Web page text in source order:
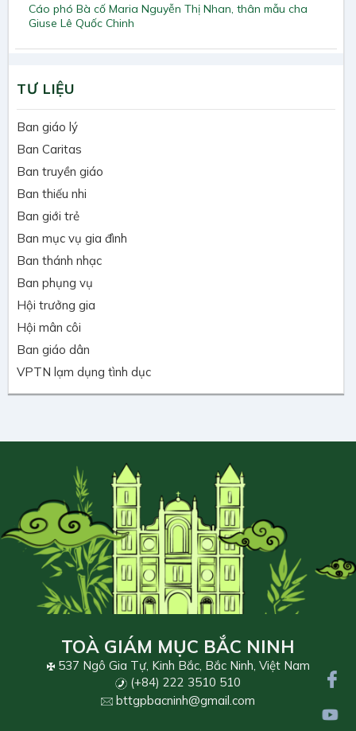
Cáo phó Bà cố Maria Nguyễn Thị Nhan, thân mẫu cha
Giuse Lê Quốc Chinh
TƯ LIỆU
Ban giáo lý
Ban Caritas
Ban truyền giáo
Ban thiếu nhi
Ban giới trẻ
Ban mục vụ gia đình
Ban thánh nhạc
Ban phụng vụ
Hội trưởng gia
Hội mân côi
Ban giáo dân
VPTN lạm dụng tình dục
TOÀ GIÁM MỤC BẮC NINH
537 Ngô Gia Tự, Kinh Bắc, Bắc Ninh, Việt Nam
(+84) 222 3510 510
bttgpbacninh@gmail.com